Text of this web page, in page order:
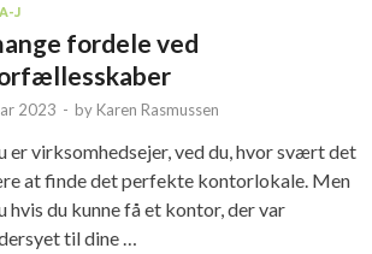
J
fordele ved
2023 - by Karen Rasmussen
er virksomhedsejer, ved du, hvor svært det
at finde det perfekte kontorlokale. Men
hvis du kunne få et kontor, der var
til dine …